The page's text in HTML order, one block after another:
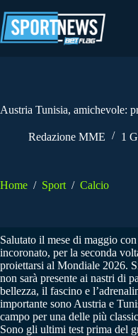
al
contenuto
Austria Tunisia, amichevole:
Redazione MME 1
Home / Sport / Calcio
Salutato il mese di maggio
incoronato, per la seconda
proiettarsi al Mondiale 2026.
non sarà presente ai nastri di
bellezza, il fascino e
importante sono Austria e
campo per una delle più
Sono gli ultimi test prima del